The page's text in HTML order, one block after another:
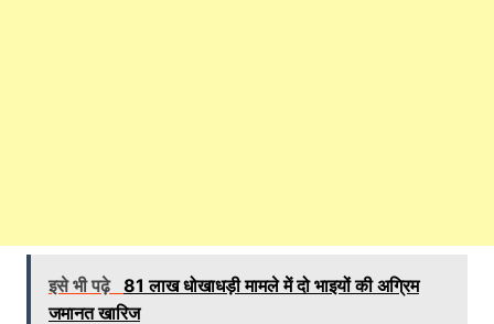
इसे भी पढ़े 81 लाख धोखाधड़ी मामले में दो भाइयों की अग्रिम
जमानत खारिज